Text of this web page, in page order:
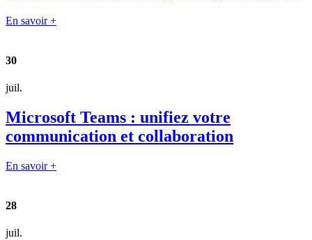
En savoir +
30
juil.
Microsoft Teams : unifiez votre
communication et collaboration
En savoir +
28
juil.